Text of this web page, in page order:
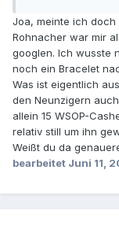
Joa, meinte ich
Rohnacher war mir
googlen. Ich wusste
noch ein Bracelet
Was ist eigentlich
den Neunzigern
allein 15 WSOP-
relativ still um ihn
Weißt du da
bearbeitet Juni 11,